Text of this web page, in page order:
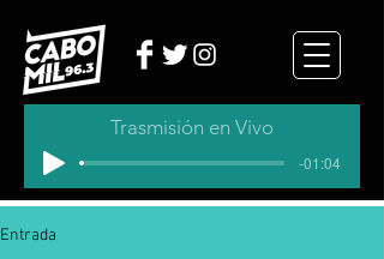
Trasmisión en Vivo
-01:04
Entrada